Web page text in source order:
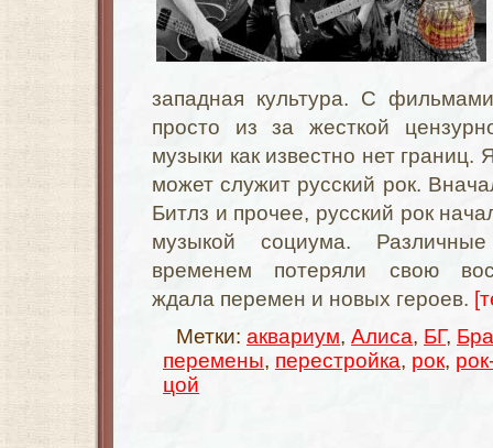
западная культура. С
просто из за жесткой
музыки как известно нет
может служит русский рок.
Битлз и прочее, русский рок
музыкой социума.
временем потеряли свою
ждала перемен и новых героев.
Метки: аквариум, Алиса, БГ,
перемены, перестройка, рок,
цой